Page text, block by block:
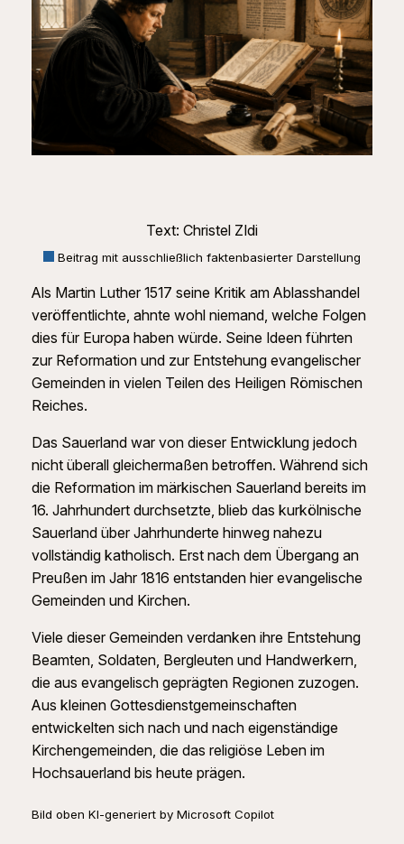
Text: Christel ZIdi
Beitrag mit ausschließlich faktenbasierter Darstellung
Als Martin Luther 1517 seine Kritik am Ablasshandel
veröffentlichte, ahnte wohl niemand, welche Folgen
dies für Europa haben würde. Seine Ideen führten
zur Reformation und zur Entstehung evangelischer
Gemeinden in vielen Teilen des Heiligen Römischen
Reiches.
Das Sauerland war von dieser Entwicklung jedoch
nicht überall gleichermaßen betroffen. Während sich
die Reformation im märkischen Sauerland bereits im
16. Jahrhundert durchsetzte, blieb das kurkölnische
Sauerland über Jahrhunderte hinweg nahezu
vollständig katholisch. Erst nach dem Übergang an
Preußen im Jahr 1816 entstanden hier evangelische
Gemeinden und Kirchen.
Viele dieser Gemeinden verdanken ihre Entstehung
Beamten, Soldaten, Bergleuten und Handwerkern,
die aus evangelisch geprägten Regionen zuzogen.
Aus kleinen Gottesdienstgemeinschaften
entwickelten sich nach und nach eigenständige
Kirchengemeinden, die das religiöse Leben im
Hochsauerland bis heute prägen.
Bild oben KI-generiert by Microsoft Copilot